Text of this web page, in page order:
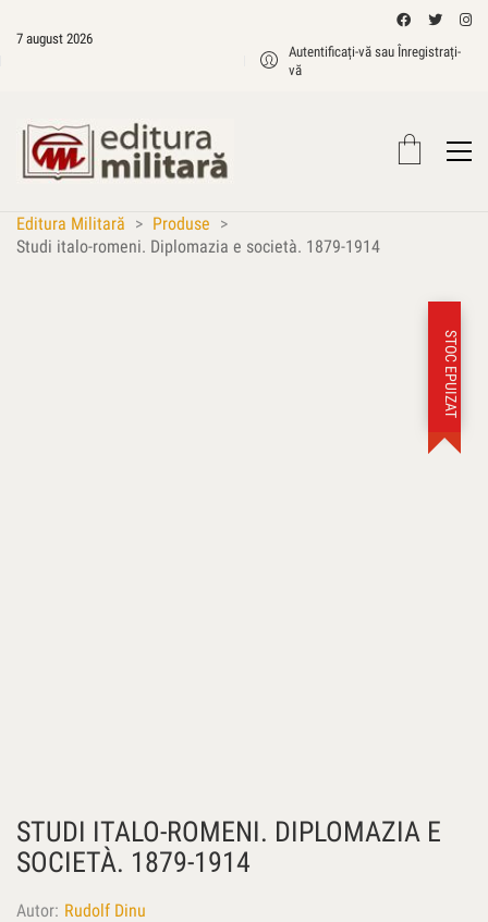
7 august 2026
Autentificați-vă sau Înregistrați-
vă
Editura Militară > Produse >
Studi italo-romeni. Diplomazia e società. 1879-1914
STOC EPUIZAT
STUDI ITALO-ROMENI. DIPLOMAZIA E
SOCIETÀ. 1879-1914
Autor Rudolf Dinu